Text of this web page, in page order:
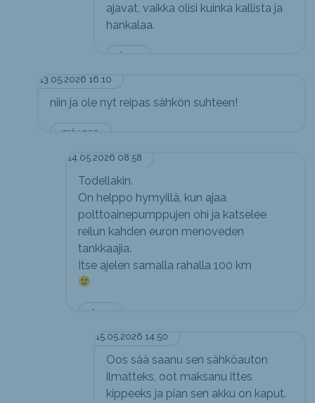
Jerry
ajavat, vaikka olisi kuinka kallista ja
hankalaa.
13.05.2026 16:10
mä vaan.
niin ja ole nyt reipas sähkön suhteen!
14.05.2026 08:58
Jerry
Todellakin.
On helppo hymyillä, kun ajaa
polttoainepumppujen ohi ja katselee
reilun kahden euron menoveden
tankkaajia.
Itse ajelen samalla rahalla 100 km
15.05.2026 14:50
Oos sää saanu sen sähköauton
ilmatteks, oot maksanu ittes
kippeeks ja pian sen akku on kaput.